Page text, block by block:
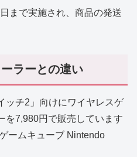
まで実施され、商品の発送
ラーとの違い
ッチ2」向けにワイヤレスゲ
を7,980円で販売しています
ームキューブ Nintendo